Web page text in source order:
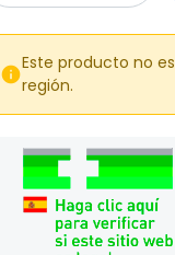

Este producto no
región.